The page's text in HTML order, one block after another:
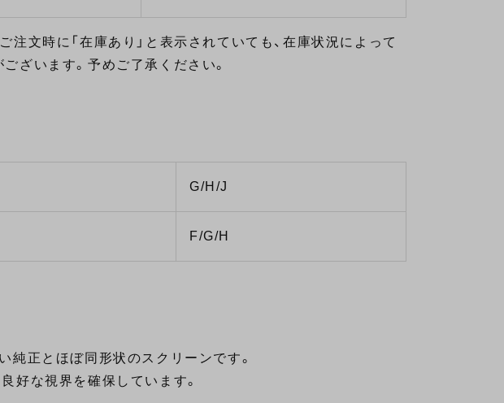
注文時に「在庫あり」と表示されていても、在庫状況によって
ざいます。予めご了承ください。
G/H/J
F/G/H
純正とほぼ同形状のスクリーンです。
好な視界を確保しています。